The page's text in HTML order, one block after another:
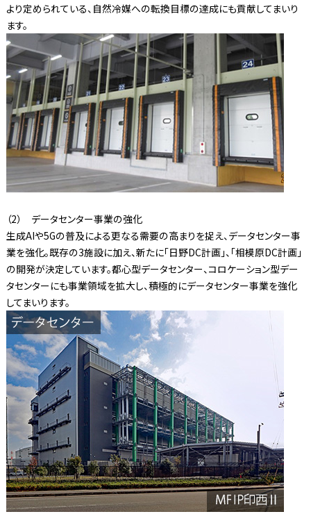
より定められている、自然冷媒への転換目標の達成にも貢献してまいり
ます。
（2） データセンター事業の強化
生成AIや5Gの普及による更なる需要の高まりを捉え、データセンター事
業を強化。既存の3施設に加え、新たに「日野DC計画」、「相模原DC計画」
の開発が決定しています。都心型データセンター、コロケーション型デー
タセンターにも事業領域を拡大し、積極的にデータセンター事業を強化
してまいります。